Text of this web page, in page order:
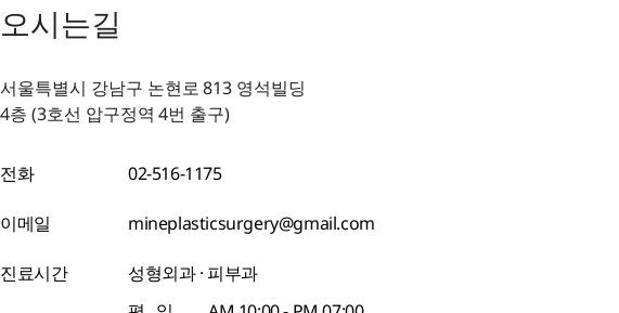
오시는길
서울특별시 강남구 논현로 813 영석빌딩
4층 (3호선 압구정역 4번 출구)
전화 02-516-1175
이메일 mineplasticsurgery@gmail.com
진료시간
성형외과 · 피부과